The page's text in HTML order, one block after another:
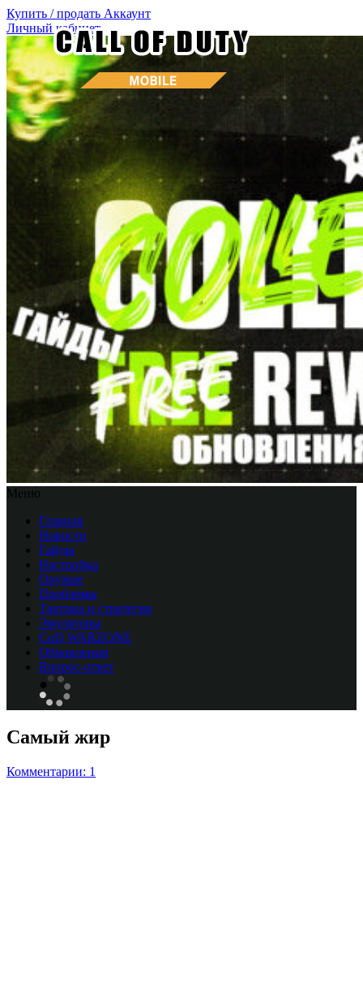
Купить / продать Аккаунт
Личный кабинет
Меню
Главная
Новости
Гайды
Настройка
Оружие
Проблемы
Тактика и стратегия
Эмуляторы
CоD WARZONE
Обновления
Вопрос-ответ
Самый жир
Комментарии: 1